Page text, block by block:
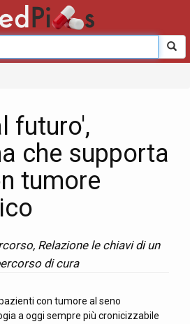
futuro',
che supporta
tumore
Relazione le chiavi di un
di cura
con tumore al seno
a oggi sempre più cronicizzabile